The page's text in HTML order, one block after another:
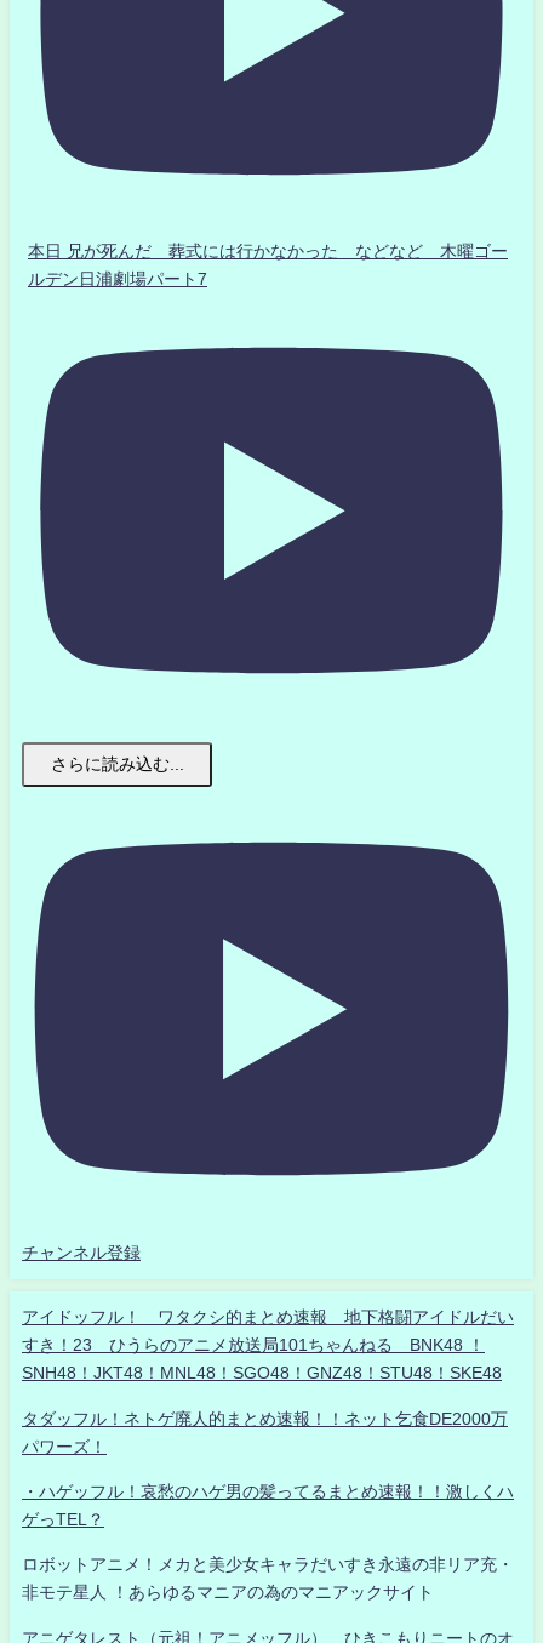
本日 兄が死んだ 葬式には行かなかった などなど 木曜ゴー
ルデン日浦劇場パート7
さらに読み込む...
チャンネル登録
アイドッフル！ ワタクシ的まとめ速報 地下格闘アイドルだい
すき！23 ひうらのアニメ放送局101ちゃんねる BNK48 ！
SNH48！JKT48！MNL48！SGO48！GNZ48！STU48！SKE48
タダッフル！ネトゲ廃人的まとめ速報！！ネット乞食DE2000万
パワーズ！
・ハゲッフル！哀愁のハゲ男の髪ってるまとめ速報！！激しくハ
ゲっTEL？
ロボットアニメ！メカと美少女キャラだいすき永遠の非リア充・
非モテ星人 ！あらゆるマニアの為のマニアックサイト
アニゲタレスト（元祖！アニメッフル） ひきこもりニートのオ